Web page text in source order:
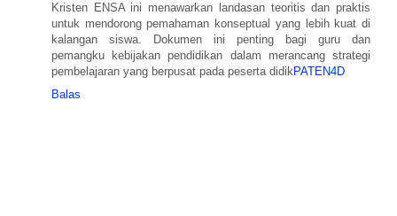
Kristen ENSA ini menawarkan landasan teoritis dan praktis
untuk mendorong pemahaman konseptual yang lebih kuat di
kalangan siswa. Dokumen ini penting bagi guru dan
pemangku kebijakan pendidikan dalam merancang strategi
pembelajaran yang berpusat pada peserta didikPATEN4D
Balas